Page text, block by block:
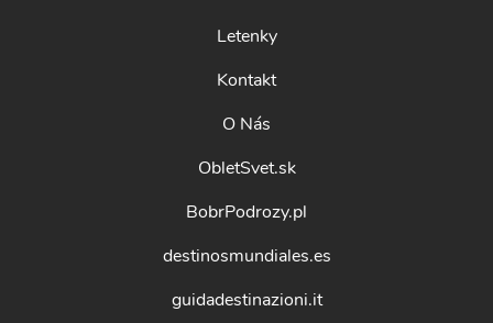
Letenky
Kontakt
O Nás
ObletSvet.sk
BobrPodrozy.pl
destinosmundiales.es
guidadestinazioni.it